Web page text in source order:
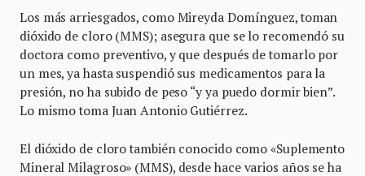
Los más arriesgados, como Mireyda Domínguez, toman
dióxido de cloro (MMS); asegura que se lo recomendó su
doctora como preventivo, y que después de tomarlo por
un mes, ya hasta suspendió sus medicamentos para la
presión, no ha subido de peso “y ya puedo dormir bien”.
Lo mismo toma Juan Antonio Gutiérrez.
El dióxido de cloro también conocido como «Suplemento
Mineral Milagroso» (MMS), desde hace varios años se ha